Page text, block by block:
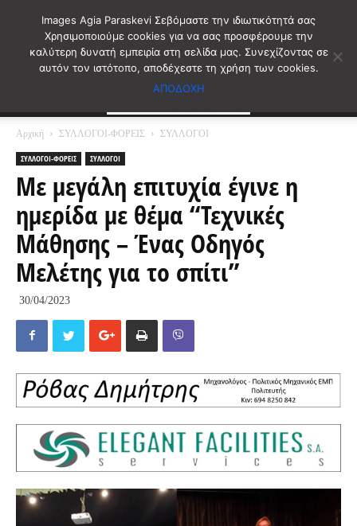
Αρχική ΣΥΛΛΟΓΟΙ-ΦΟΡΕΙΣ ΣΥΛΛΟΓΟΙ
ΣΥΛΛΟΓΟΙ-ΦΟΡΕΙΣ ΣΥΛΛΟΓΟΙ
Με μεγάλη επιτυχία έγινε η
ημερίδα με θέμα “Τεχνικές
Μάθησης – Ένας Οδηγός
Μελέτης για το σπίτι”
30/04/2023
Images Agia Paraskevi Σεβόμαστε την ιδιωτικότητά σας
Χρησιμοποιούμε cookies για να σας προσφέρουμε την
καλύτερη δυνατή εμπειρία στη σελίδα μας. Συνεχίζοντας σε
αυτόν τον ιστότοπο, αποδέχεστε τη χρήση των cookies.
ΑΠΟΔΟΧΗ